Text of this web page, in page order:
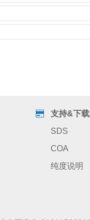
支持&下载
SDS
COA
纯度说明